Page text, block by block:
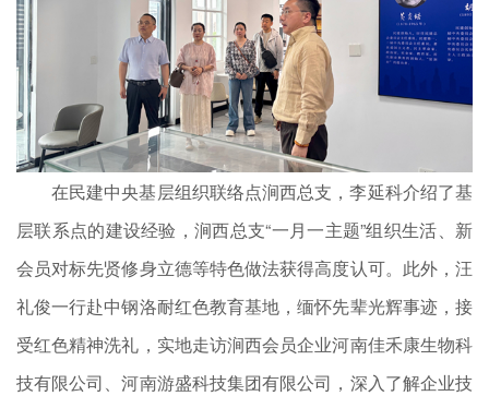
在民建中央基层组织联络点涧西总支，李延科介绍了基
层联系点的建设经验，涧西总支“一月一主题”组织生活、新
会员对标先贤修身立德等特色做法获得高度认可。此外，汪
礼俊一行赴中钢洛耐红色教育基地，缅怀先辈光辉事迹，接
受红色精神洗礼，实地走访涧西会员企业河南佳禾康生物科
技有限公司、河南游盛科技集团有限公司，深入了解企业技